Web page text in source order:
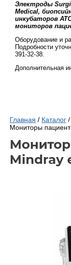
Электроды
Medical,
инкубаторов
мониторов
Оборудование и
Подробности
391-32-38.
Дополнительная
Главная / Каталог /
Мониторы
Mindray